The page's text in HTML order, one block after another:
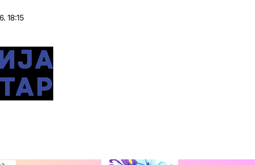
18:15